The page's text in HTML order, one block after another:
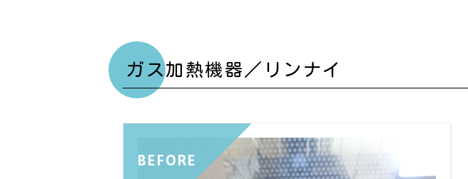
ガス加熱機器／リンナイ
BEFORE